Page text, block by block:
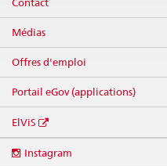
Médias
Offres d'emploi
Portail eGov (applications)
ElViS
media
Instagram